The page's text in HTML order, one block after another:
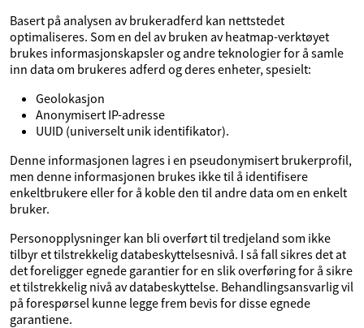
Basert på analysen av brukeradferd kan nettstedet
optimaliseres. Som en del av bruken av heatmap-verktøyet
brukes informasjonskapsler og andre teknologier for å samle
inn data om brukeres adferd og deres enheter, spesielt:
Geolokasjon
Anonymisert IP-adresse
UUID (universelt unik identifikator).
Denne informasjonen lagres i en pseudonymisert brukerprofil,
men denne informasjonen brukes ikke til å identifisere
enkeltbrukere eller for å koble den til andre data om en enkelt
bruker.
Personopplysninger kan bli overført til tredjeland som ikke
tilbyr et tilstrekkelig databeskyttelsesnivå. I så fall sikres det at
det foreligger egnede garantier for en slik overføring for å sikre
et tilstrekkelig nivå av databeskyttelse. Behandlingsansvarlig vil
på forespørsel kunne legge frem bevis for disse egnede
garantiene.